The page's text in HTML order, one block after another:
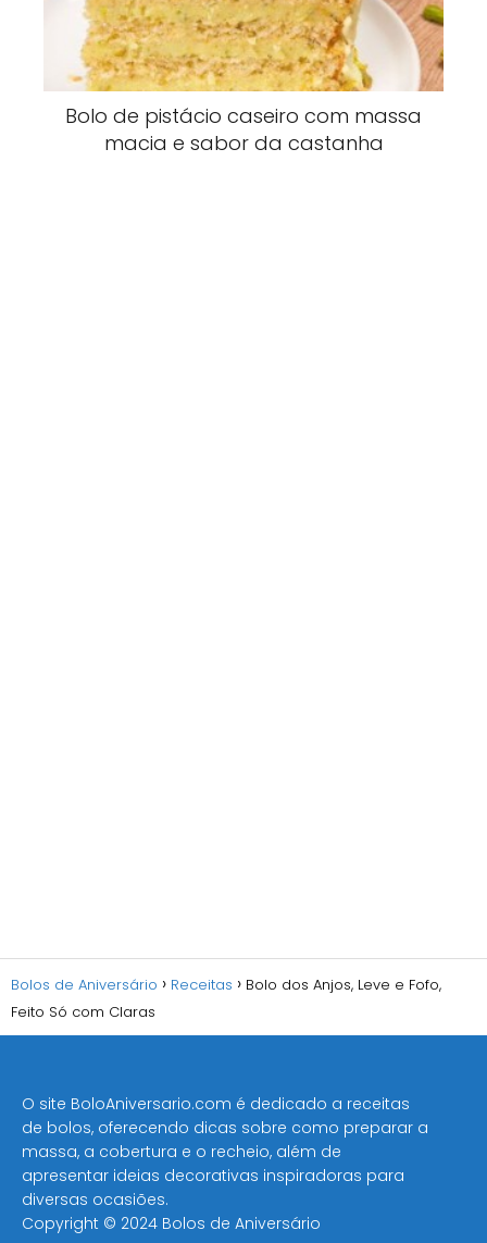
Bolo de pistácio caseiro com massa
macia e sabor da castanha
Bolos de Aniversário Receitas
Bolo dos Anjos, Leve e Fofo,
Feito Só com Claras
O site BoloAniversario.com é dedicado a receitas
de bolos, oferecendo dicas sobre como preparar a
massa, a cobertura e o recheio, além de
apresentar ideias decorativas inspiradoras para
diversas ocasiões​.
Copyright © 2024 Bolos de Aniversário